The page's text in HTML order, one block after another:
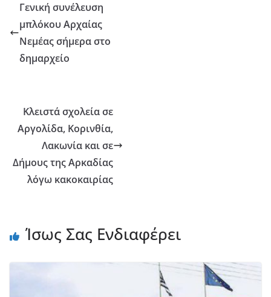
Γενική συνέλευση
μπλόκου Αρχαίας
Νεμέας σήμερα στο
δημαρχείο
Κλειστά σχολεία σε
Αργολίδα, Κορινθία,
Λακωνία και σε
Δήμους της Αρκαδίας
λόγω κακοκαιρίας
Ίσως Σας Ενδιαφέρει